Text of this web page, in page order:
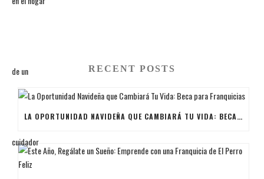
RECENT POSTS
LA OPORTUNIDAD NAVIDEÑA QUE CAMBIARÁ TU VIDA: BECA PARA FRANQUICIAS